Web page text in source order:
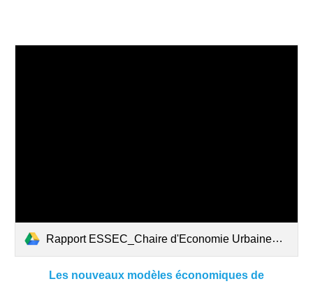
Rapport ESSEC_Chaire d'Economie Urbaine_2025_VF.pdf
Les nouveaux modèles économiques de